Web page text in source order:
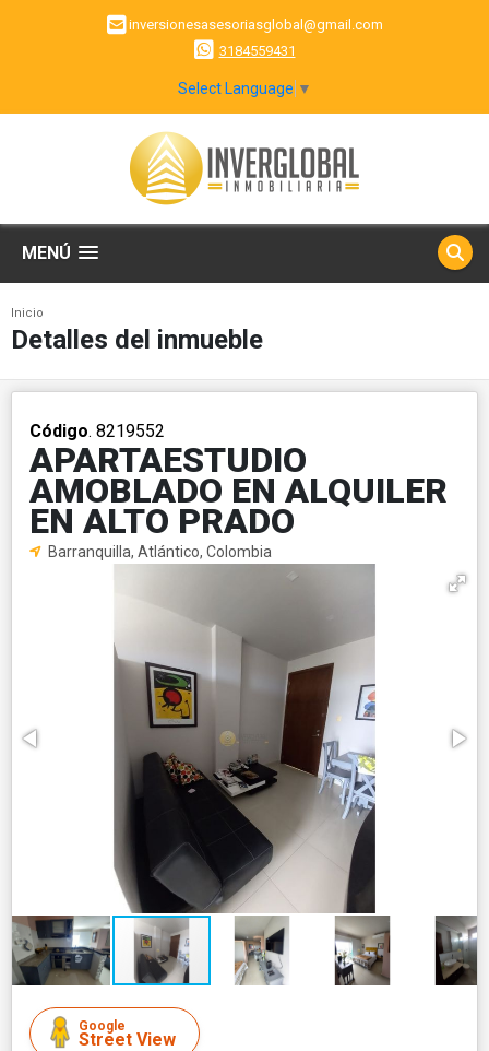
inversionesasesoriasglobal@gmail.com
3184559431
Select Language ▼
MENÚ
Inicio
Detalles del inmueble
Código. 8219552
APARTAESTUDIO
AMOBLADO EN ALQUILER
EN ALTO PRADO
Barranquilla, Atlántico, Colombia
Google
Street View